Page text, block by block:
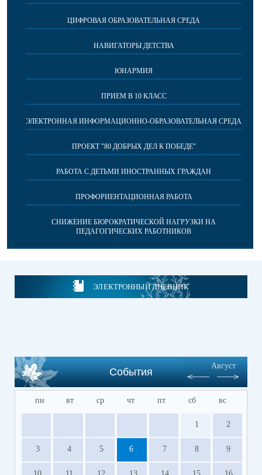
ЦИФРОВАЯ ОБРАЗОВАТЕЛЬНАЯ СРЕДА
НАВИГАТОРЫ ДЕТСТВА
ЮНАРМИЯ
ПРИЕМ В 10 КЛАСС
ЭЛЕКТРОННАЯ ИНФОРМАЦИОННО-ОБРАЗОВАТЕЛЬНАЯ СРЕДА
ПРОЕКТ "80 ДОБРЫХ ДЕЛ К ПОБЕДЕ"
РАБОТА С ДЕТЬМИ ИНОСТРАННЫХ ГРАЖДАН
ПРОФОРИЕНТАЦИОННАЯ РАБОТА
СНИЖЕНИЕ БЮРОКРАТИЧЕСКОЙ НАГРУЗКИ НА
ПЕДАГОГИЧЕСКИХ РАБОТНИКОВ
ЭЛЕКТРОННЫЙ ДНЕВНИК
События
Август
пн вт ср чт пт сб вс
1 2
3 4 5 6 7 8 9